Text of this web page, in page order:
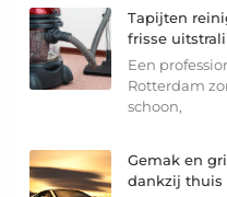
Tapijten
frisse
Een
Rotterdam
schoon,
Gemak en
dankzij thuis